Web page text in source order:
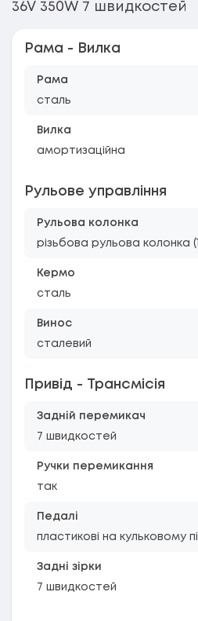
36V 350W 7 швидкостей
Рама - Вилка
Рама
сталь
Вилка
амортизаційна
Рульове управління
Рульова колонка
різьбова рульова колонка
Кермо
сталь
Винос
сталевий
Привід - Трансмісія
Задній перемикач
7 швидкостей
Ручки перемикання
так
Педалі
пластикові на кульковому
Задні зірки
7 швидкостей